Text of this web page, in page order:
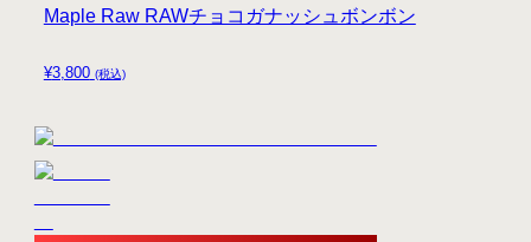
¥3,800 (税込)
Maple Raw RAWチョコガナッシュボンボン